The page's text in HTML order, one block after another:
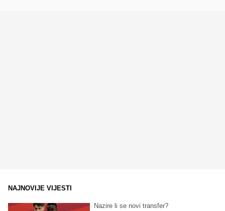
NAJNOVIJE VIJESTI
Nazire li se novi transfer?